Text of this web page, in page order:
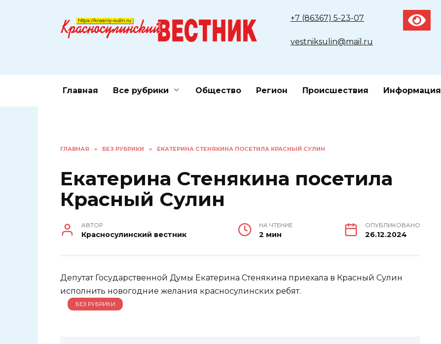
+7 (86367) 5-23-07
vestniksulin@mail.ru
Главная Все рубрики Общество Регион Происшествия Информация
ГЛАВНАЯ » БЕЗ РУБРИКИ » ЕКАТЕРИНА СТЕНЯКИНА ПОСЕТИЛА КРАСНЫЙ СУЛИН
Екатерина Стенякина посетила
Красный Сулин
АВТОР
Красносулинский вестник
НА ЧТЕНИЕ
2 мин
ОПУБЛИКОВАНО
26.12.2024
Депутат Государственной Думы Екатерина Стенякина приехала в Красный Сулин
исполнить новогодние желания красносулинских ребят.
БЕЗ РУБРИКИ